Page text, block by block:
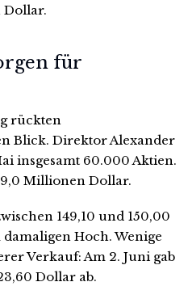
Dollar.
für
rückten
Blick. Direktor Alexander
insgesamt 60.000 Aktien.
Millionen Dollar.
149,10 und 150,00
Hoch. Wenige
Verkauf: Am 2. Juni gab
Dollar ab.